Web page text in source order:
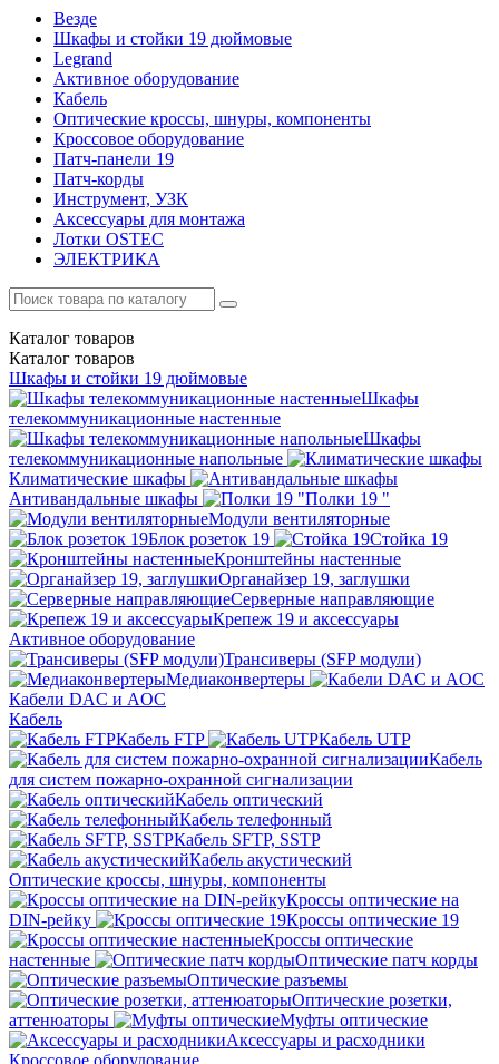
Везде
Шкафы и стойки 19 дюймовые
Legrand
Активное оборудование
Кабель
Оптические кроссы, шнуры, компоненты
Кроссовое оборудование
Патч-панели 19
Патч-корды
Инструмент, УЗК
Аксессуары для монтажа
Лотки OSTEC
ЭЛЕКТРИКА
Каталог товаров
Каталог товаров
Шкафы и стойки 19 дюймовые
Шкафы
телекоммуникационные настенные
Шкафы
телекоммуникационные напольные
Климатические шкафы
Антивандальные шкафы
Полки 19 "
Модули вентиляторные
Блок розеток 19
Стойка 19
Кронштейны настенные
Органайзер 19, заглушки
Серверные направляющие
Крепеж 19 и аксессуары
Активное оборудование
Трансиверы (SFP модули)
Медиаконвертеры
Кабели DAC и AOC
Кабель
Кабель FTP
Кабель UTP
Кабель
для систем пожарно-охранной сигнализации
Кабель оптический
Кабель телефонный
Кабель SFTP, SSTP
Кабель акустический
Оптические кроссы, шнуры, компоненты
Кроссы оптические на
DIN-рейку
Кроссы оптические 19
Кроссы оптические
настенные
Оптические патч корды
Оптические разъемы
Оптические розетки,
аттенюаторы
Муфты оптические
Аксессуары и расходники
Кроссовое оборудование